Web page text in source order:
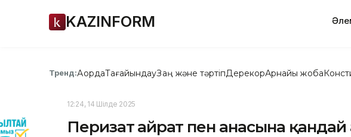
KAZINFORM
Тренд:АқордаТағайындауЗаң және тәртіпДерекқорАрнайы жоба
12:24, 14 Шілде 2025
Перизат Қайрат пен анасына